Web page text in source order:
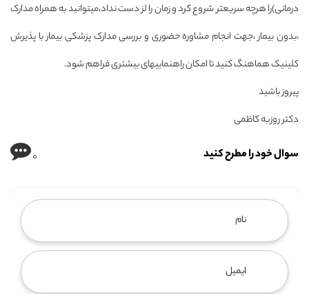
درمانی)را هرچه سریعتر شروع کرد و زمان را لز دست نداد،میتوانید به همراه مدارک
،بدون بیمار ،جهت انجام مشاوره حضوری و بررسی مدارک پزشکی بیمار با پذیرش
کلینیک هماهنگ کنید تا امکان راهنماییهای بیشتری فراهم شود.
پیروز باشید
دکتر روزبه کاظمی
سوال خود را مطرح کنید 0